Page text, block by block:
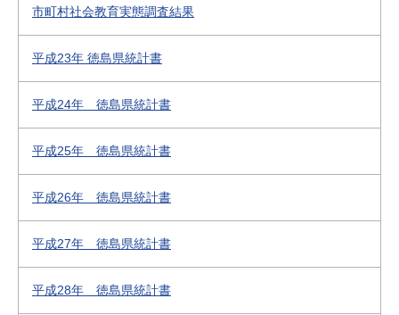
市町村社会教育実態調査結果
平成23年 徳島県統計書
平成24年 徳島県統計書
平成25年 徳島県統計書
平成26年 徳島県統計書
平成27年 徳島県統計書
平成28年 徳島県統計書